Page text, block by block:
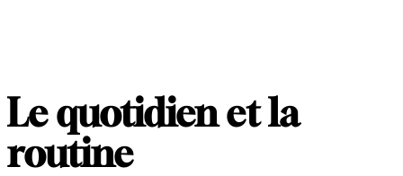
Le quotidien et la
routine